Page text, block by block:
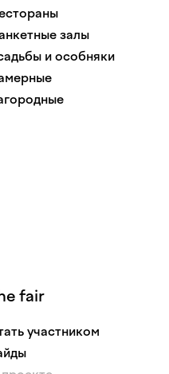
залы
и особняки
fair
участником